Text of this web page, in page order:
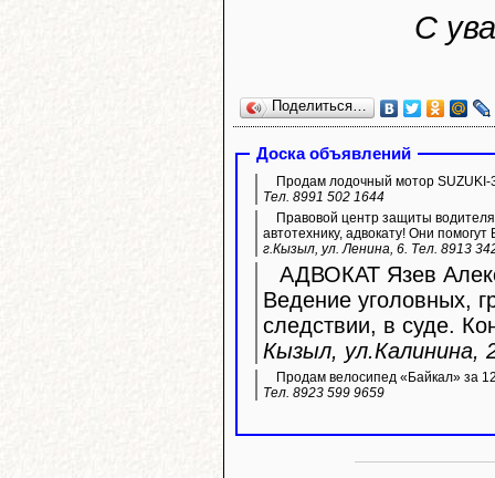
С
Поделиться…
Доска объявлений
Продам лодочный мотор SUZUKI-
Тел. 8991 502 1644
Правовой центр защиты
автотехнику, адвокату! Они
г.Кызыл, ул. Ленина, 6. Тел. 8913
АДВОКАТ Язев
Ведение уголовных,
следствии, в суде.
Кызыл, ул.Калинина,
Продам велосипед «Байкал» за
Тел. 8923 599 9659